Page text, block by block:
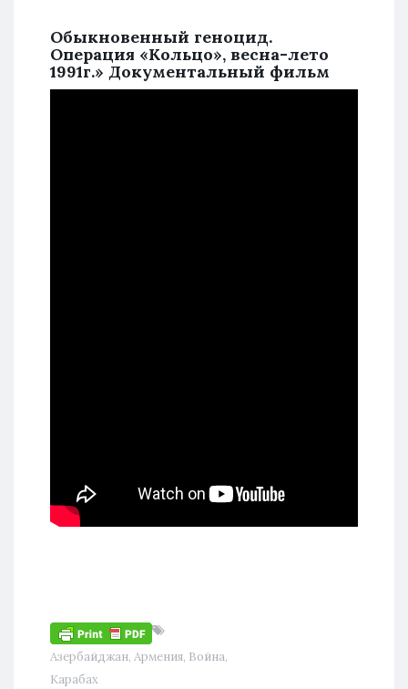
Обыкновенный геноцид.
Операция «Кольцо», весна-лето
1991г.» Документальный фильм
Азербайджан, Армения, Война,
Карабах